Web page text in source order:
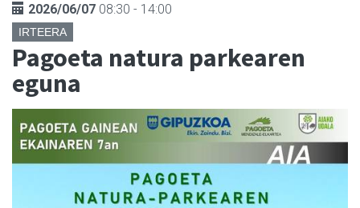
2026/06/07 08:30 - 14:00
IRTEERA
Pagoeta natura parkearen
eguna